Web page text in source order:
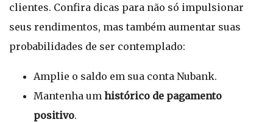
clientes. Confira dicas para não só impulsionar
seus rendimentos, mas também aumentar suas
probabilidades de ser contemplado:
Amplie o saldo em sua conta Nubank.
Mantenha um histórico de pagamento
positivo.